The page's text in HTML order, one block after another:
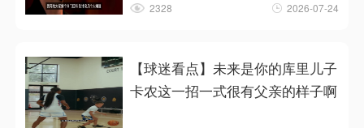
2328 2026-07-24
【球迷看点】未来是你的库里儿子
卡农这一招一式很有父亲的样子啊